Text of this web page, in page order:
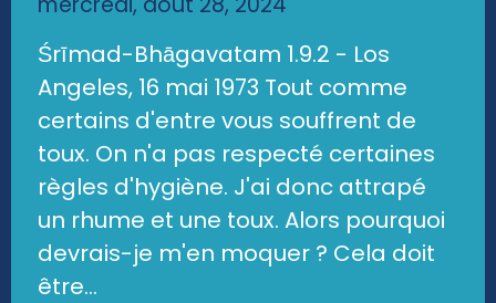
Śrīmad-Bhāgavatam 1.9.2 - Los
Angeles, 16 mai 1973 Tout comme
certains d'entre vous souffrent de
toux. On n'a pas respecté certaines
règles d'hygiène. J'ai donc attrapé
un rhume et une toux. Alors pourquoi
devrais-je m'en moquer ? Cela doit
être...